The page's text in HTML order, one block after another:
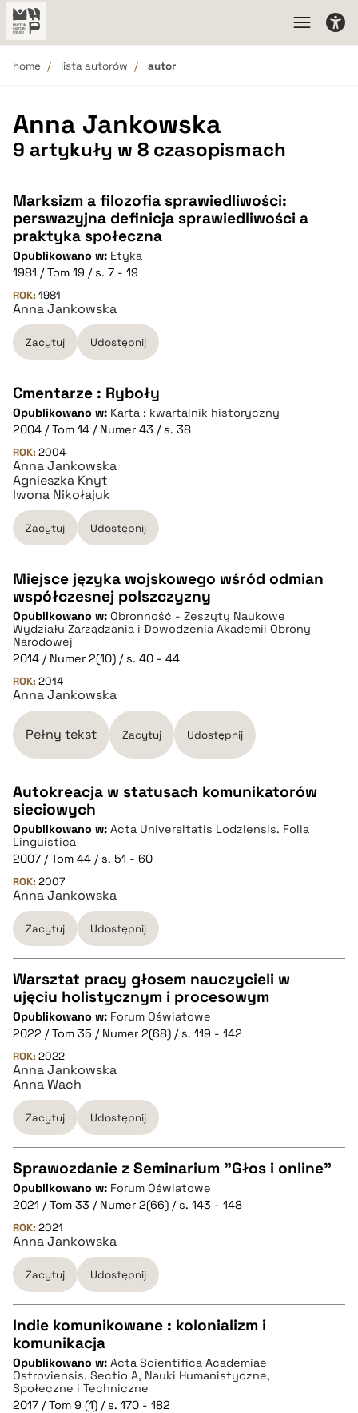
home lista autorów autor
Anna Jankowska
9 artykuły w 8 czasopismach
Marksizm a filozofia sprawiedliwości:
perswazyjna definicja sprawiedliwości a
praktyka społeczna
Opublikowano w: Etyka
1981 / Tom 19 / s. 7 - 19
ROK: 1981
Anna Jankowska
Zacytuj Udostępnij
CZYSTY TEKST
pobierz cytat
Cmentarze : Ryboły
Opublikowano w: Karta : kwartalnik historyczny
2004 / Tom 14 / Numer 43 / s. 38
ROK: 2004
Anna Jankowska
Agnieszka Knyt
Iwona Nikołajuk
Zacytuj Udostępnij
CZYSTY TEKST
pobierz cytat
BIBTEX
pobierz cytat
Miejsce języka wojskowego wśród odmian
współczesnej polszczyzny
Opublikowano w: Obronność - Zeszyty Naukowe
Wydziału Zarządzania i Dowodzenia Akademii Obrony
Narodowej
2014 / Numer 2(10) / s. 40 - 44
ROK: 2014
Anna Jankowska
Pełny tekst Zacytuj Udostępnij
CZYSTY TEKST
pobierz cytat
BIBTEX
pobierz cytat
Autokreacja w statusach komunikatorów
sieciowych
Opublikowano w: Acta Universitatis Lodziensis. Folia
Linguistica
2007 / Tom 44 / s. 51 - 60
ROK: 2007
Anna Jankowska
Zacytuj Udostępnij
CZYSTY TEKST
pobierz cytat
BIBTEX
pobierz cytat
Warsztat pracy głosem nauczycieli w
ujęciu holistycznym i procesowym
Opublikowano w: Forum Oświatowe
2022 / Tom 35 / Numer 2(68) / s. 119 - 142
ROK: 2022
Anna Jankowska
Anna Wach
Zacytuj Udostępnij
CZYSTY TEKST
pobierz cytat
BIBTEX
pobierz cytat
Sprawozdanie z Seminarium "Głos i online"
Opublikowano w: Forum Oświatowe
2021 / Tom 33 / Numer 2(66) / s. 143 - 148
ROK: 2021
Anna Jankowska
Zacytuj Udostępnij
CZYSTY TEKST
pobierz cytat
Indie komunikowane : kolonializm i
komunikacja
Opublikowano w: Acta Scientifica Academiae
Ostroviensis. Sectio A, Nauki Humanistyczne,
Społeczne i Techniczne
2017 / Tom 9 (1) / s. 170 - 182